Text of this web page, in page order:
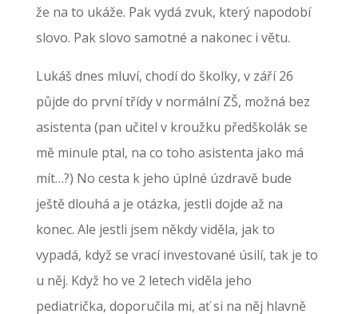
že na to ukáže. Pak vydá zvuk, který napodobí
slovo. Pak slovo samotné a nakonec i větu.
Lukáš dnes mluví, chodí do školky, v září 26
půjde do první třídy v normální ZŠ, možná bez
asistenta (pan učitel v kroužku předškolák se
mě minule ptal, na co toho asistenta jako má
mít…?) No cesta k jeho úplné úzdravě bude
ještě dlouhá a je otázka, jestli dojde až na
konec. Ale jestli jsem někdy viděla, jak to
vypadá, když se vrací investované úsilí, tak je to
u něj. Když ho ve 2 letech viděla jeho
pediatrička, doporučila mi, ať si na něj hlavně